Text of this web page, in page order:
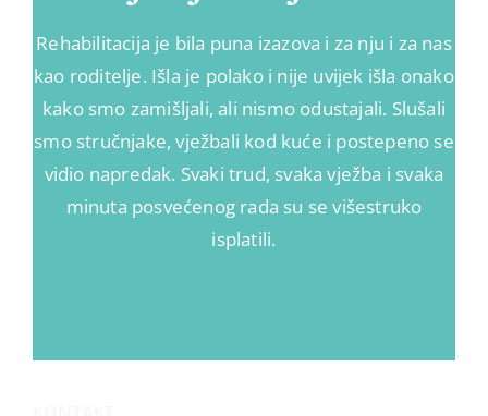
Rehabilitacija je bila puna izazova i za nju i za nas
kao roditelje. Išla je polako i nije uvijek išla onako
kako smo zamišljali, ali nismo odustajali. Slušali
smo stručnjake, vježbali kod kuće i postepeno se
vidio napredak. Svaki trud, svaka vježba i svaka
minuta posvećenog rada su se višestruko
isplatili.